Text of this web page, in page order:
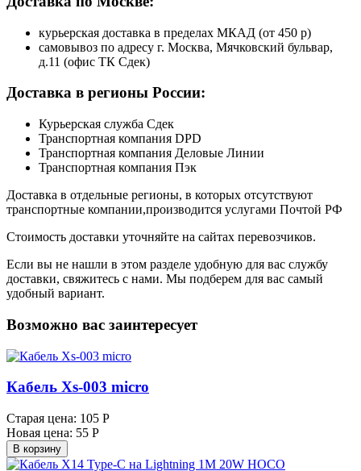
курьерская доставка в пределах МКАД (от 450 р)
самовывоз по адресу г. Москва, Мячковский бульвар,
д.11 (офис ТК Сдек)
Доставка в регионы России:
Курьерская служба Сдек
Транспортная компания DPD
Транспортная компания Деловые Линии
Транспортная компания Пэк
Доставка в отдельные регионы, в которых отсутствуют
транспортные компании,производится услугами Почтой РФ
Стоимость доставки уточняйте на сайтах перевозчиков.
Если вы не нашли в этом разделе удобную для вас службу
доставки, свяжитесь с нами. Мы подберем для вас самый
удобный вариант.
Возможно вас заинтересует
Кабель Xs-003 micro
Старая цена: 105 Р
Новая цена: 55 Р
В корзину